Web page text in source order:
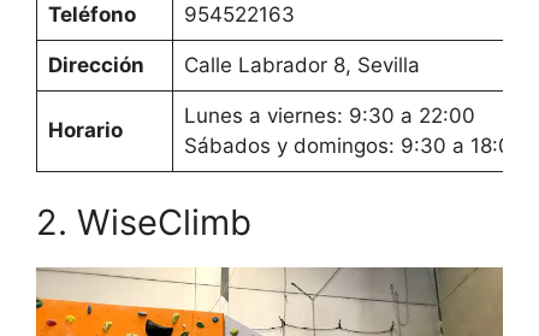
Teléfono 954522163
Dirección Calle Labrador 8, Sevilla
Horario
Lunes a viernes: 9:30 a 22:00
Sábados y domingos: 9:30 a 18:00
2. WiseClimb